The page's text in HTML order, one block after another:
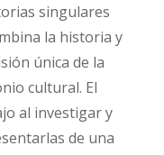
singulares
la historia y
única de la
cultural. El
al investigar y
de una